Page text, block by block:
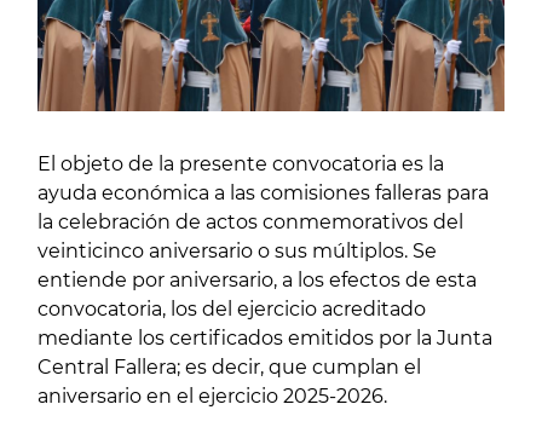
El objeto de la presente convocatoria es la
ayuda económica a las comisiones falleras para
la celebración de actos conmemorativos del
veinticinco aniversario o sus múltiplos. Se
entiende por aniversario, a los efectos de esta
convocatoria, los del ejercicio acreditado
mediante los certificados emitidos por la Junta
Central Fallera; es decir, que cumplan el
aniversario en el ejercicio 2025-2026.